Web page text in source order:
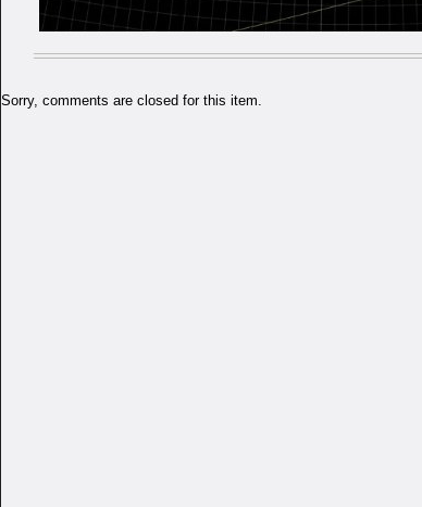
Sorry, comments are closed for this item.